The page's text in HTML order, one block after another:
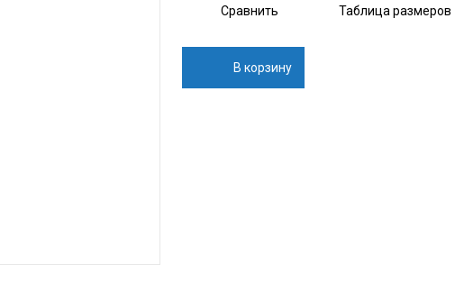
Сравнить Таблица размеров
В корзину